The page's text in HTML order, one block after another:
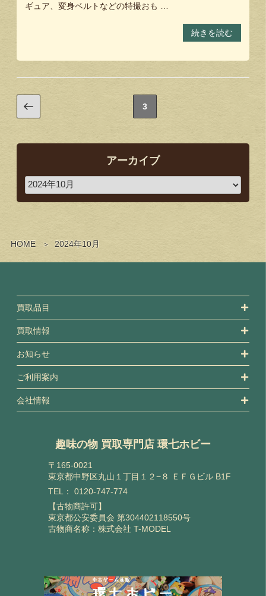
HOME 2024年10月
ギュア、変身ベルトなどの特撮おも …
続きを読む
3
アーカイブ
買取品目
買取情報
お知らせ
ご利用案内
会社情報
趣味の物 買取専門店 環七ホビー
〒165-0021
東京都中野区丸山１丁目１２−８ ＥＦＧビル B1F
TEL： 0120-747-774
【古物商許可】
東京都公安委員会 第304402118550号
古物商名称：株式会社 T-MODEL